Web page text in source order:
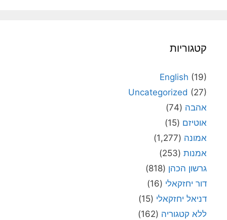
קטגוריות
English (19)
Uncategorized (27)
אהבה (74)
אוטיזם (15)
אמונה (1,277)
אמנות (253)
גרשון הכהן (818)
דור יחזקאלי (16)
דניאל יחזקאלי (15)
ללא קטגוריה (162)